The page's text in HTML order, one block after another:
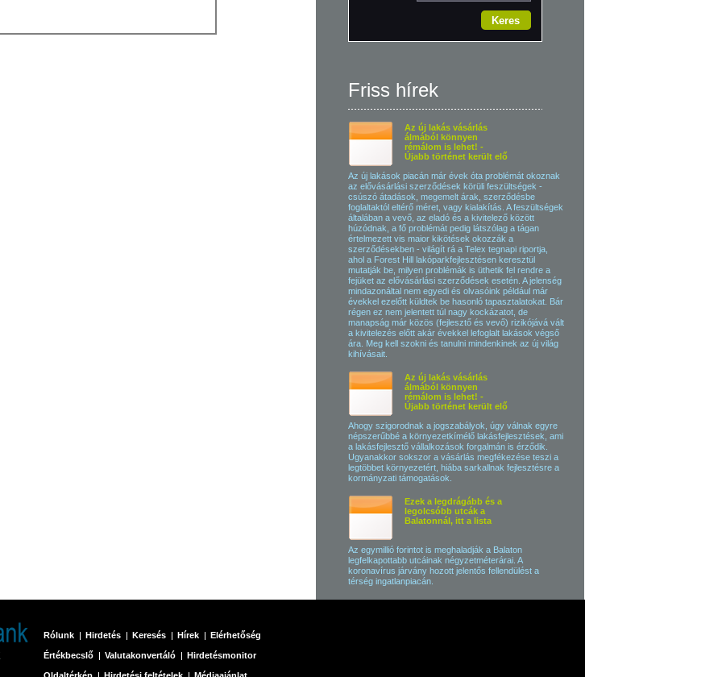
Friss hírek
Az új lakás vásárlás
álmából könnyen
rémálom is lehet! -
Újabb történet került elő
Az új lakások piacán már évek óta problémát okoznak
az elővásárlási szerződések körüli feszültségek -
csúszó átadások, megemelt árak, szerződésbe
foglaltaktól eltérő méret, vagy kialakítás. A feszültségek
általában a vevő, az eladó és a kivitelező között
húzódnak, a fő problémát pedig látszólag a tágan
értelmezett vis maior kikötések okozzák a
szerződésekben - világít rá a Telex tegnapi riportja,
ahol a Forest Hill lakóparkfejlesztésen keresztül
mutatják be, milyen problémák is üthetik fel rendre a
fejüket az elővásárlási szerződések esetén. A jelenség
mindazonáltal nem egyedi és olvasóink például már
évekkel ezelőtt küldtek be hasonló tapasztalatokat. Bár
régen ez nem jelentett túl nagy kockázatot, de
manapság már közös (fejlesztő és vevő) rizikójává vált
a kivitelezés előtt akár évekkel lefoglalt lakások végső
ára. Meg kell szokni és tanulni mindenkinek az új világ
kihívásait.
Az új lakás vásárlás
álmából könnyen
rémálom is lehet! -
Újabb történet került elő
Ahogy szigorodnak a jogszabályok, úgy válnak egyre
népszerűbbé a környezetkímélő lakásfejlesztések, ami
a lakásfejlesztő vállalkozások forgalmán is érződik.
Ugyanakkor sokszor a vásárlás megfékezése teszi a
legtöbbet környezetért, hiába sarkallnak fejlesztésre a
kormányzati támogatások.
Ezek a legdrágább és a
legolcsóbb utcák a
Balatonnál, itt a lista
Az egymillió forintot is meghaladják a Balaton
legfelkapottabb utcáinak négyzetméterárai. A
koronavírus járvány hozott jelentős fellendülést a
térség ingatlanpiacán.
Rólunk Hirdetés Keresés Hírek Elérhetőség
Értékbecslő Valutakonvertáló Hirdetésmonitor